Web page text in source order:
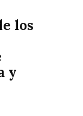
los
y